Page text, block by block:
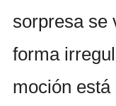
sorpresa se
forma
moción